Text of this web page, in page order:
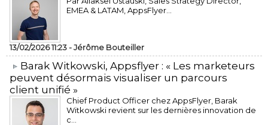
EMEA & LATAM, AppsFlyer...
13/02/2026 11:23 -Jérôme Bouteiller
​Barak Witkowski, Appsflyer : « Les marketeurs
peuvent désormais visualiser un parcours
client unifié »
Chief Product Officer chez AppsFlyer, ​Barak
Witkowski revient sur les dernières innovation de
c...